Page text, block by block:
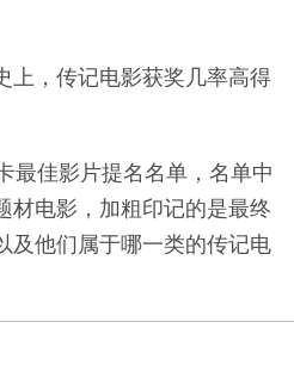
上，传记电影获奖几率高得
最佳影片提名名单，名单中
材电影，加粗印记的是最终
及他们属于哪一类的传记电